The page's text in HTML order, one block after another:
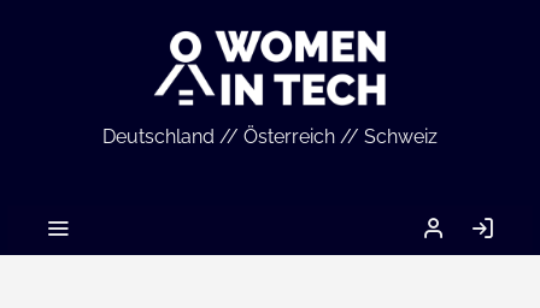
Deutschland // Österreich // Schweiz
MEIN
ACCOUNT
IN